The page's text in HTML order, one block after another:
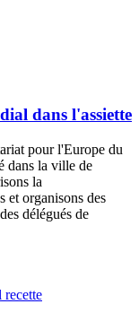
dans l'assiette
pour l'Europe du
dans la ville de
la
et organisons des
délégués de
recette